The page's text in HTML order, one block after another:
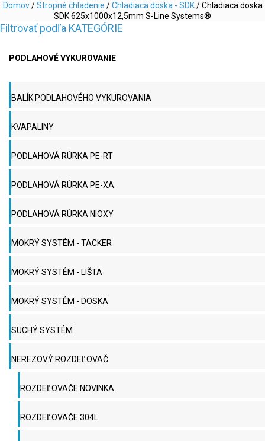
Domov/Stropné chladenie /Chladiaca doska - SDK/ Chladiaca doska
SDK 625x1000x12,5mm S-Line Systems®
Filtrovať podľa KATEGÓRIE
PODLAHOVÉ VYKUROVANIE
BALÍK PODLAHOVÉHO VYKUROVANIA
KVAPALINY
PODLAHOVÁ RÚRKA PE-RT
PODLAHOVÁ RÚRKA PE-XA
PODLAHOVÁ RÚRKA NIOXY
MOKRÝ SYSTÉM - TACKER
MOKRÝ SYSTÉM - LIŠTA
MOKRÝ SYSTÉM - DOSKA
SUCHÝ SYSTÉM
NEREZOVÝ ROZDEĽOVAČ
ROZDEĽOVAČE NOVINKA
ROZDEĽOVAČE 304L